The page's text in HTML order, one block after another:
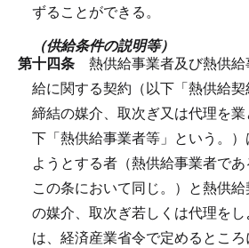
ずることができる。
（供給条件の説明等）
第十四条 熱供給事業者及び熱供
給に関する契約（以下「熱供給
締結の媒介、取次ぎ又は代理を
下「熱供給事業者等」という。
ようとする者（熱供給事業者で
この条において同じ。）と熱供
の媒介、取次ぎ若しくは代理を
は、経済産業省令で定めるとこ